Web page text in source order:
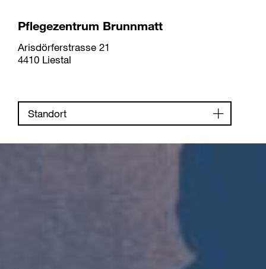
Pflegezentrum Brunnmatt
Arisdörferstrasse 21
4410 Liestal
Standort